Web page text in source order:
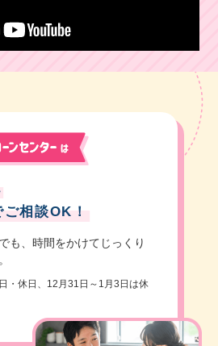
相談OK！
も、 時間をかけてじっくり
・休日、12月31日～1月3日は休